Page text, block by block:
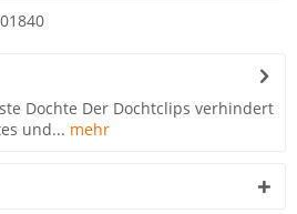
Dochte Der Dochtclips verhindert
und... mehr